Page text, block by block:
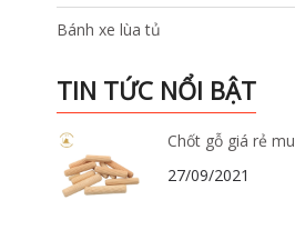
Bánh xe lùa tủ
TIN TỨC NỔI BẬT
Chốt gỗ giá rẻ
27/09/2021